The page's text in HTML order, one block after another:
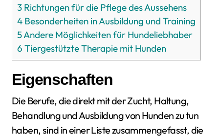
3 Richtungen für die Pflege des Aussehens
4 Besonderheiten in Ausbildung und Training
5Andere Möglichkeiten für Hundeliebhaber
6 Tiergestützte Therapie mit Hunden
Eigenschaften
Die Berufe, die direkt mit der Zucht, Haltung,
Behandlung und Ausbildung von Hunden zu tun
haben, sind in einer Liste zusammengefasst, die